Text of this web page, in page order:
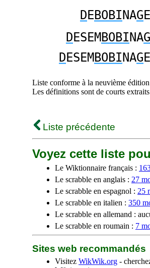
DEBOBI NAG
DESEM BOBI NAG
DESEM BOBI NAG
Liste conforme à la neuvième
Les définitions sont de courts
Liste précédente
Voyez cette liste
Le Wiktionnaire français :
Le scrabble en anglais : 27
Le scrabble en espagnol : 25
Le scrabble en italien : 350
Le scrabble en allemand :
Le scrabble en roumain : 7
Sites web recommandés
Visitez WikWik.org -